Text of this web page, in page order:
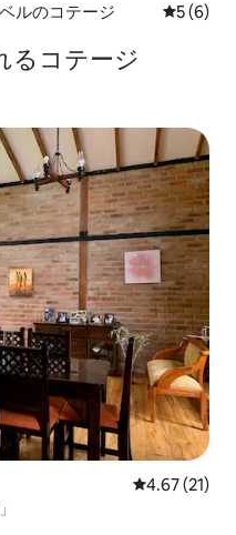
ルのコテージ レビュー
5 (6)
るコテージ
レビュー21
4.67 (21)